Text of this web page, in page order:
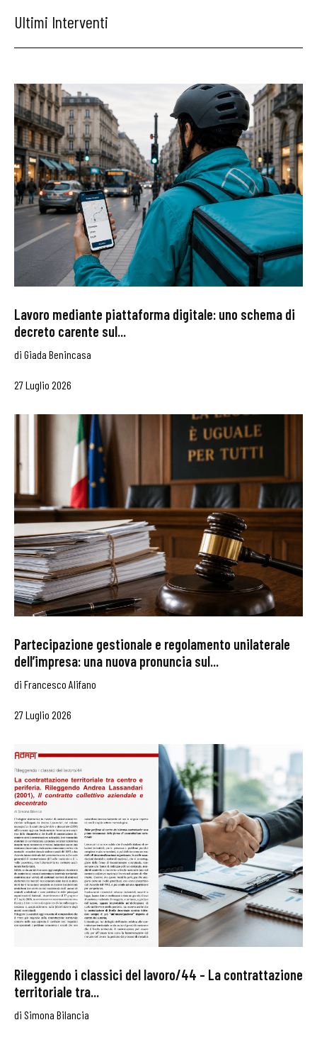
Ultimi Interventi
Lavoro mediante piattaforma digitale: uno schema di
decreto carente sul...
di Giada Benincasa
27 Luglio 2026
Partecipazione gestionale e regolamento unilaterale
dell’impresa: una nuova pronuncia sul...
di Francesco Alifano
27 Luglio 2026
Rileggendo i classici del lavoro/44 – La contrattazione
territoriale tra...
di Simona Bilancia